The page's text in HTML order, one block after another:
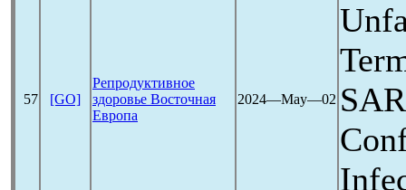
57 [GO]
Репродуктивное
здоровье Восточная
Европа
2024―May―02